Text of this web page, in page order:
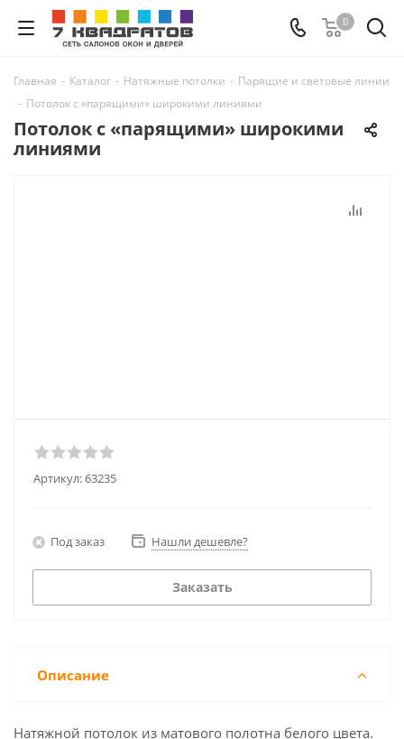
0
Главная - Каталог - Натяжные потолки - Парящие и световые линии
- Потолок с «парящими» широкими линиями
Потолок с «парящими» широкими
линиями
Артикул:63235
Под заказ Нашли дешевле?
Заказать
Описание
Натяжной потолок из матового полотна белого цвета.